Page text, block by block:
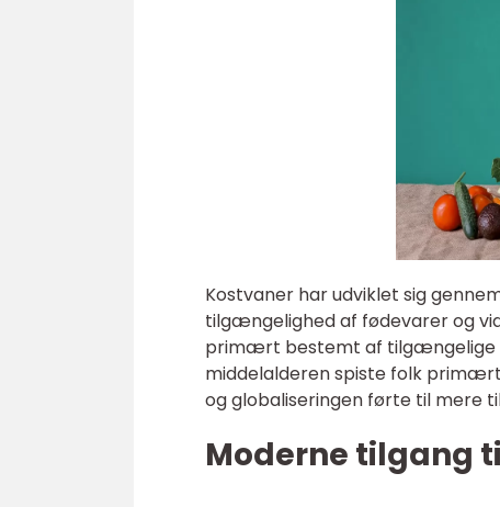
Kostvaner har udviklet sig
tilgængelighed af fødevarer og
primært bestemt af tilgængelige
middelalderen spiste folk
og globaliseringen førte til mere
Moderne tilgang